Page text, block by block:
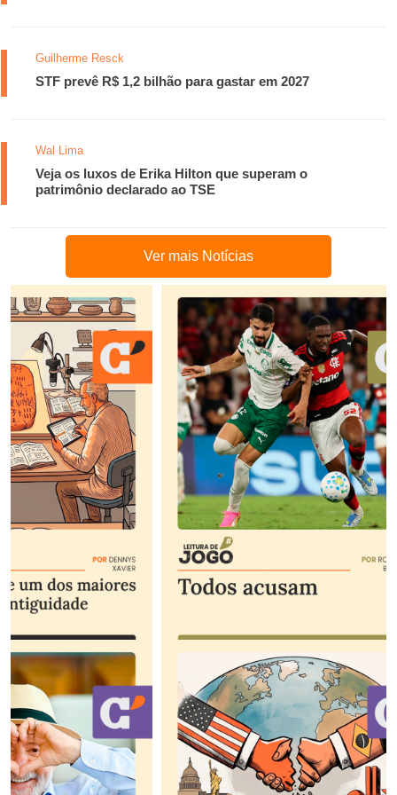
Guilherme Resck
STF prevê R$ 1,2 bilhão para gastar em 2027
Wal Lima
Veja os luxos de Erika Hilton que superam o
patrimônio declarado ao TSE
Ver mais Notícias